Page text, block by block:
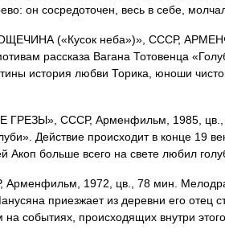
он сосредоточен, весь в себе,
(«Кусок неба»)», СССР,
рассказа Вагана Тотовенца
история любви Торика, юноши
ГРЕЗЫ», СССР, Арменфильм, 1985, цв.,
Действие происходит в конце 19
Акоп больше всего на свете любил
1972, цв., 78 мин.
приезжает из деревни его отец
на событиях, происходящих внутри